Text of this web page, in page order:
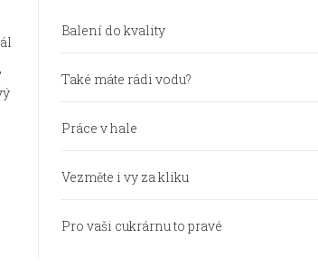
Balení do kvality
Také máte rádi vodu?
Práce v hale
Vezměte i vy za kliku
Pro vaši cukrárnu to pravé